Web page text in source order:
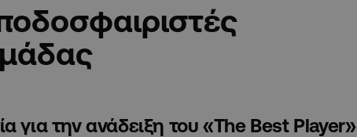
την ανάδειξη του «The Βest Player»